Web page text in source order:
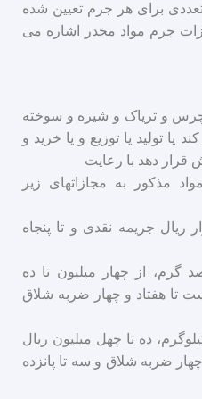
برای هر جرم تعیین شده
جرم مواد مخدر اشاره می
و چرس و تریاک و شیره و سوخته
یا تولید یا توزیع و یا خرید و
دهد با رعایت
مذکور به مجازاتهای زیر
ریال جریمه نقدی و تا پنجاه
گرم، از چهار میلیون تا ده
تا هفتاد و چهار ضربه شلاق
ده تا چهل میلیون ریال
ضربه شلاق و سه تا پانزده